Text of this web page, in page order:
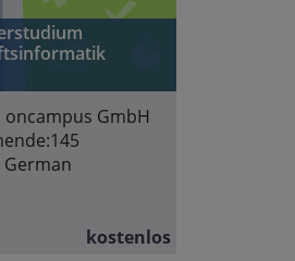
oncampus GmbH
145
German
kostenlos